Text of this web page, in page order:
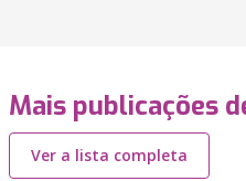
Mais publicações
Ver a lista completa